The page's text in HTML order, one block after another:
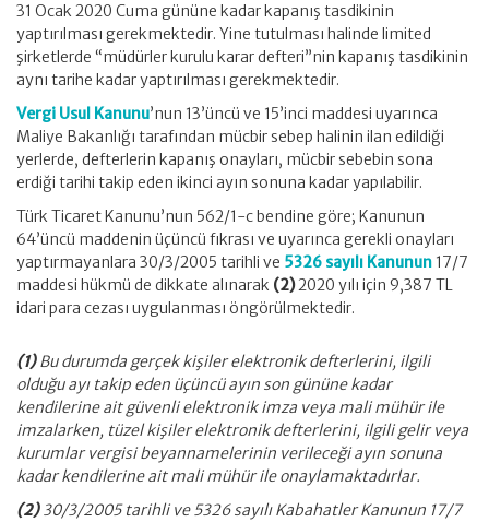
31 Ocak 2020 Cuma gününe kadar kapanış tasdikinin
yaptırılması gerekmektedir. Yine tutulması halinde limited
şirketlerde “müdürler kurulu karar defteri”nin kapanış tasdikinin
aynı tarihe kadar yaptırılması gerekmektedir.
Vergi Usul Kanunu’nun 13’üncü ve 15’inci maddesi uyarınca
Maliye Bakanlığı tarafından mücbir sebep halinin ilan edildiği
yerlerde, defterlerin kapanış onayları, mücbir sebebin sona
erdiği tarihi takip eden ikinci ayın sonuna kadar yapılabilir.
Türk Ticaret Kanunu’nun 562/1-c bendine göre; Kanunun
64’üncü maddenin üçüncü fıkrası ve uyarınca gerekli onayları
yaptırmayanlara 30/3/2005 tarihli ve 5326 sayılı Kanunun 17/7
maddesi hükmü de dikkate alınarak (2)2020 yılı için 9,387 TL
idari para cezası uygulanması öngörülmektedir.
(1)Bu durumda gerçek kişiler elektronik defterlerini, ilgili
olduğu ayı takip eden üçüncü ayın son gününe kadar
kendilerine ait güvenli elektronik imza veya mali mühür ile
imzalarken, tüzel kişiler elektronik defterlerini, ilgili gelir veya
kurumlar vergisi beyannamelerinin verileceği ayın sonuna
kadar kendilerine ait mali mühür ile onaylamaktadırlar.
(2)30/3/2005 tarihli ve 5326 sayılı Kabahatler Kanunun 17/7